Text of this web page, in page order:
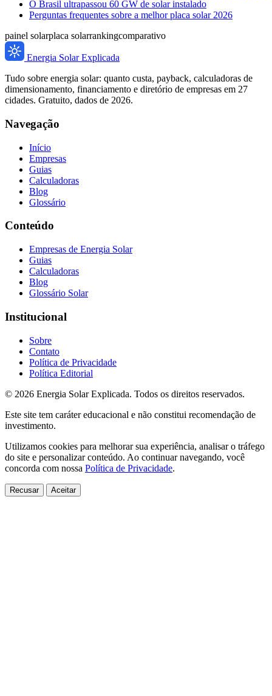
O Brasil ultrapassou 60 GW de solar instalado
Perguntas frequentes sobre a melhor placa solar 2026
painel solarplaca solarrankingcomparativo
Energia Solar Explicada
Tudo sobre energia solar: quanto custa, payback, calculadoras de
dimensionamento, financiamento e diretório de empresas em 27
cidades. Gratuito, dados de 2026.
Navegação
Início
Empresas
Guias
Calculadoras
Blog
Glossário
Conteúdo
Empresas de Energia Solar
Guias
Calculadoras
Blog
Glossário Solar
Institucional
Sobre
Contato
Política de Privacidade
Política Editorial
© 2026 Energia Solar Explicada. Todos os direitos reservados.
Este site tem caráter educacional e não constitui recomendação de
investimento.
Utilizamos cookies para melhorar sua experiência, analisar o tráfego
do site e personalizar conteúdo. Ao continuar navegando, você
concorda com nossa Política de Privacidade.
Recusar Aceitar